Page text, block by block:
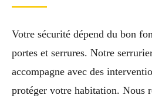
Votre sécurité dépend du bon
portes et serrures. Notre
accompagne avec des
protéger votre habitation. Nous